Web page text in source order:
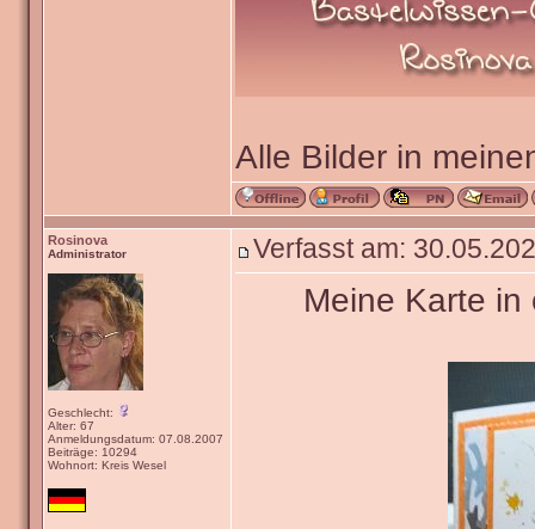
Alle Bilder in
Rosinova
Administrator
Geschlecht:
Alter: 67
Anmeldungsdatum: 07.08.2007
Beiträge: 10294
Wohnort: Kreis Wesel
Verfasst am:
Meine Karte